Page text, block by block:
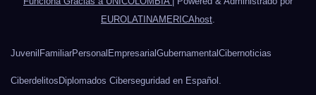
EUROLATINAMERICAhost.
Juvenil FamiliarPersonal EmpresarialGubernamentalCibernoticias
Ciberdelitos Diplomados Ciberseguridad en Español.